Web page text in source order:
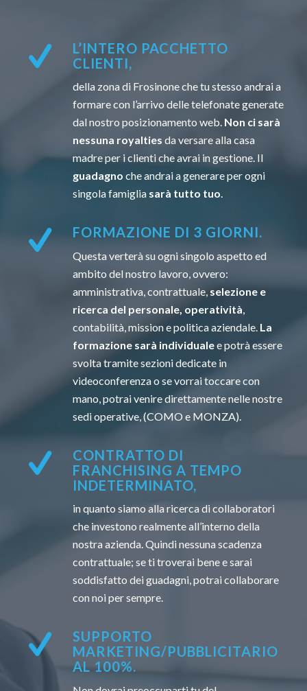
L’INTERO PACCHETTO
CLIENTI,
della zona di Frosinone che tu stesso andrai a
formare con l’arrivo delle telefonate generate
dal nostro posizionamento web. Non ci sarà
nessuna royalties da versare alla casa
madre per i clienti che avrai in gestione. Il
guadagno che andrai a generare per ogni
singola famiglia sarà tutto tuo.
FORMAZIONE DI 3 GIORNI.
Questa verterà su ogni singolo aspetto ed
ambito del nostro lavoro, ovvero:
amministrativa, contrattuale, selezione e
ricerca del personale, operatività
contabilità, mission e politica aziendale. La
formazione sarà individualee potrà essere
svolta tramite sezioni dedicate in
videoconferenza o se vorrai toccare con
mano, potrai venire direttamente nelle nostre
sedi operative, (COMO e MONZA).
CONTRATTO DI
FRANCHISING A TEMPO
INDETERMINATO,
in quanto siamo alla ricerca di collaboratori
che investono realmente all’interno della
nostra azienda. Quindi nessuna scadenza
contrattuale; se ti troverai bene e sarai
soddisfatto dei guadagni, potrai collaborare
con noi per sempre.
SUPPORTO
MARKETING/PUBBLICITARIO
AL 100%.